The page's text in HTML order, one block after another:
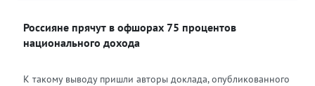
Россияне прячут в офшорах 75 процентов
национального дохода
К такому выводу пришли авторы доклада, опубликованного